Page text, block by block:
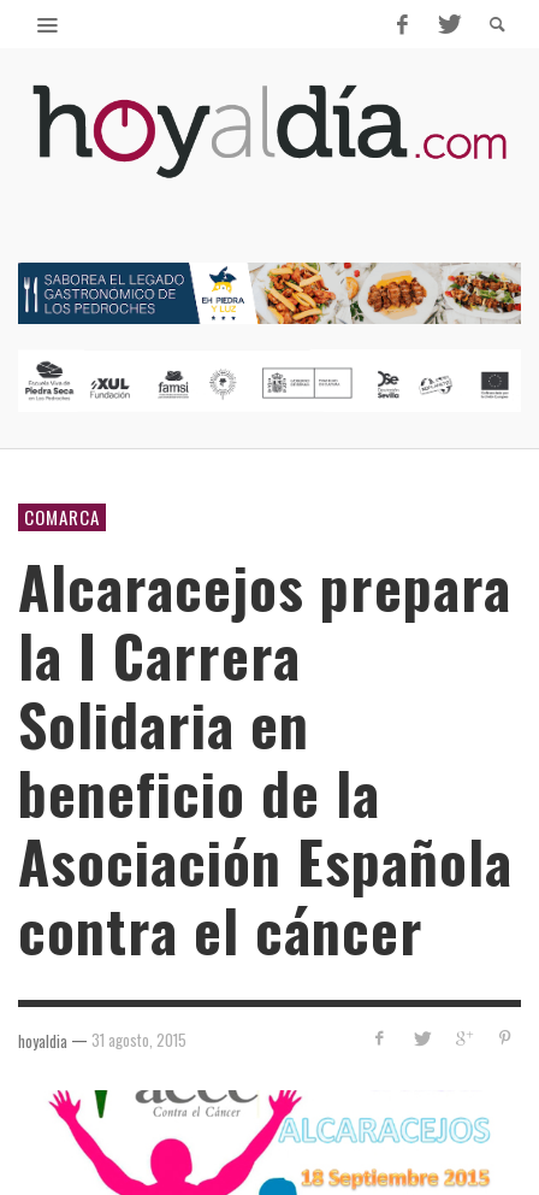
COMARCA
Alcaracejos prepara
la I Carrera
Solidaria en
beneficio de la
Asociación Española
contra el cáncer
hoyaldia — 31 agosto, 2015